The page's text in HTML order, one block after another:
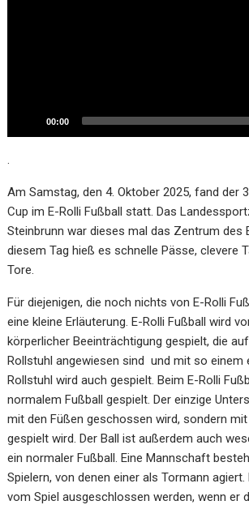
00:00
.
Am Samstag, den 4. Oktober 2025, fand der
Cup im E-Rolli Fußball statt. Das
Steinbrunn war dieses mal das Zentrum des
diesem Tag hieß es schnelle Pässe, clevere
Tore.
Für diejenigen, die noch nichts von E-Rolli
eine kleine Erläuterung. E-Rolli Fußball wird
körperlicher Beeinträchtigung gespielt, die
Rollstuhl angewiesen sind und mit so einem
Rollstuhl wird auch gespielt. Beim E-Rolli
normalem Fußball gespielt. Der einzige
mit den Füßen geschossen wird, sondern
gespielt wird. Der Ball ist außerdem auch
ein normaler Fußball. Eine Mannschaft
Spielern, von denen einer als Tormann agiert.
vom Spiel ausgeschlossen werden, wenn er